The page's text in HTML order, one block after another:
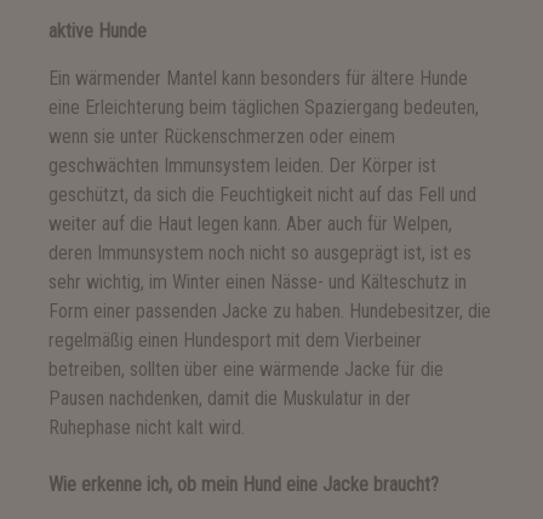
aktive Hunde
Ein wärmender Mantel kann besonders für ältere Hunde
eine Erleichterung beim täglichen Spaziergang bedeuten,
wenn sie unter Rückenschmerzen oder einem
geschwächten Immunsystem leiden. Der Körper ist
geschützt, da sich die Feuchtigkeit nicht auf das Fell und
weiter auf die Haut legen kann. Aber auch für Welpen,
deren Immunsystem noch nicht so ausgeprägt ist, ist es
sehr wichtig, im Winter einen Nässe- und Kälteschutz in
Form einer passenden Jacke zu haben. Hundebesitzer, die
regelmäßig einen Hundesport mit dem Vierbeiner
betreiben, sollten über eine wärmende Jacke für die
Pausen nachdenken, damit die Muskulatur in der
Ruhephase nicht kalt wird.
Wie erkenne ich, ob mein Hund eine Jacke braucht?